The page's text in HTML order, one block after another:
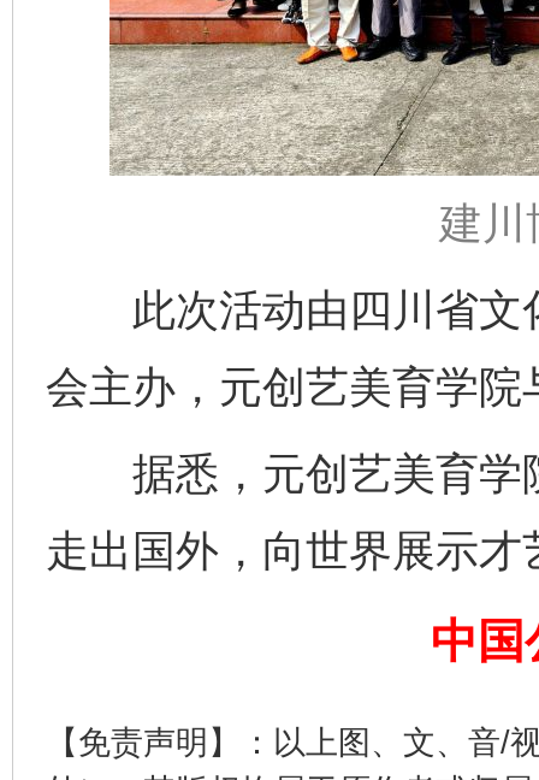
建川
此次活动由四川省文
会主办，元创艺美育学
据悉，元创艺美育学
走出国外，向世界展示才
中国
【免责声明】：以上图、文、音/
完善运行机制助力责任有效落实 一纸欠